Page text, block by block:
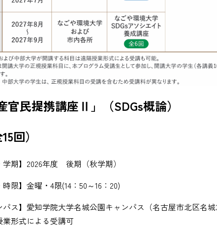
官民提携講座Ⅱ」（SDGs概論）
回）
学期】2026年度 後期（秋学期）
時限】金曜・4限(14：50～16：20)
パス】愛知学院大学名城公園キャンパス（名古屋市北区名
形式による受講可